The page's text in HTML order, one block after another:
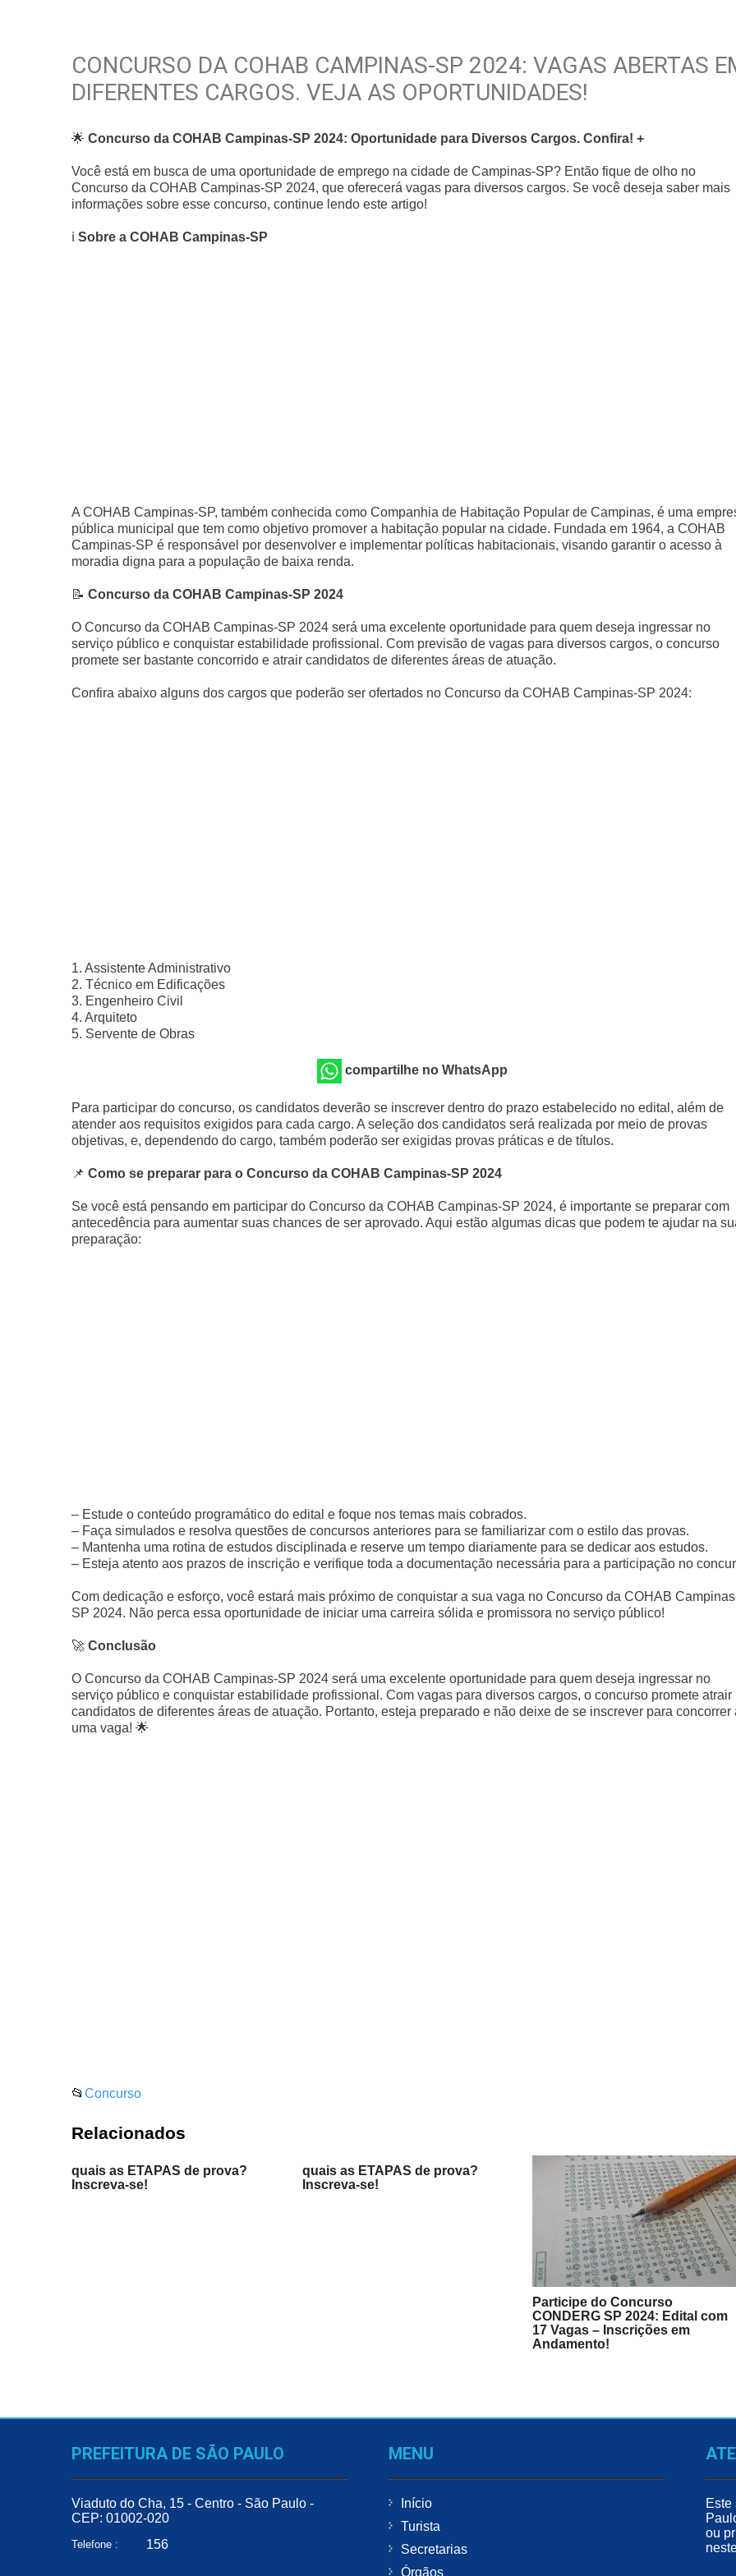
CONCURSO DA COHAB CAMPINAS-SP 2024: VAGAS ABERTAS
DIFERENTES CARGOS. VEJA AS OPORTUNIDADES!
🌟 Concurso da COHAB Campinas-SP 2024: Oportunidade para Diversos Cargos. Confira! +
Você está em busca de uma oportunidade de emprego na cidade de Campinas-SP? Então fique de olho no
Concurso da COHAB Campinas-SP 2024, que oferecerá vagas para diversos cargos. Se você deseja saber mais
informações sobre esse concurso, continue lendo este artigo!
ℹ️ Sobre a COHAB Campinas-SP
A COHAB Campinas-SP, também conhecida como Companhia de Habitação Popular de Campinas, é uma
pública municipal que tem como objetivo promover a habitação popular na cidade. Fundada em 1964, a COHAB
Campinas-SP é responsável por desenvolver e implementar políticas habitacionais, visando garantir o acesso à
moradia digna para a população de baixa renda.
📝 Concurso da COHAB Campinas-SP 2024
O Concurso da COHAB Campinas-SP 2024 será uma excelente oportunidade para quem deseja ingressar no
serviço público e conquistar estabilidade profissional. Com previsão de vagas para diversos cargos, o concurso
promete ser bastante concorrido e atrair candidatos de diferentes áreas de atuação.
Confira abaixo alguns dos cargos que poderão ser ofertados no Concurso da COHAB Campinas-SP 2024:
1. Assistente Administrativo
2. Técnico em Edificações
3. Engenheiro Civil
4. Arquiteto
5. Servente de Obras
compartilhe no WhatsApp
Para participar do concurso, os candidatos deverão se inscrever dentro do prazo estabelecido no edital, além de
atender aos requisitos exigidos para cada cargo. A seleção dos candidatos será realizada por meio de provas
objetivas, e, dependendo do cargo, também poderão ser exigidas provas práticas e de títulos.
📌 Como se preparar para o Concurso da COHAB Campinas-SP 2024
Se você está pensando em participar do Concurso da COHAB Campinas-SP 2024, é importante se preparar com
antecedência para aumentar suas chances de ser aprovado. Aqui estão algumas dicas que podem te ajudar na
preparação:
– Estude o conteúdo programático do edital e foque nos temas mais cobrados.
– Faça simulados e resolva questões de concursos anteriores para se familiarizar com o estilo das provas.
– Mantenha uma rotina de estudos disciplinada e reserve um tempo diariamente para se dedicar aos estudos.
– Esteja atento aos prazos de inscrição e verifique toda a documentação necessária para a participação no
Com dedicação e esforço, você estará mais próximo de conquistar a sua vaga no Concurso da COHAB
SP 2024. Não perca essa oportunidade de iniciar uma carreira sólida e promissora no serviço público!
🚀 Conclusão
O Concurso da COHAB Campinas-SP 2024 será uma excelente oportunidade para quem deseja ingressar no
serviço público e conquistar estabilidade profissional. Com vagas para diversos cargos, o concurso promete atrair
candidatos de diferentes áreas de atuação. Portanto, esteja preparado e não deixe de se inscrever para concorrer
uma vaga! 🌟
📂 Concurso
Relacionados
quais as ETAPAS de prova?
Inscreva-se!
quais as ETAPAS de prova?
Inscreva-se!
Participe do Concurso
CONDERG SP 2024: Edital com
17 Vagas – Inscrições em
Andamento!
PREFEITURA DE SÃO PAULO
Viaduto do Cha, 15 - Centro - São Paulo -
CEP: 01002-020
Telefone : 156
MENU
Início
Turista
Secretarias
Órgãos
Este
ou